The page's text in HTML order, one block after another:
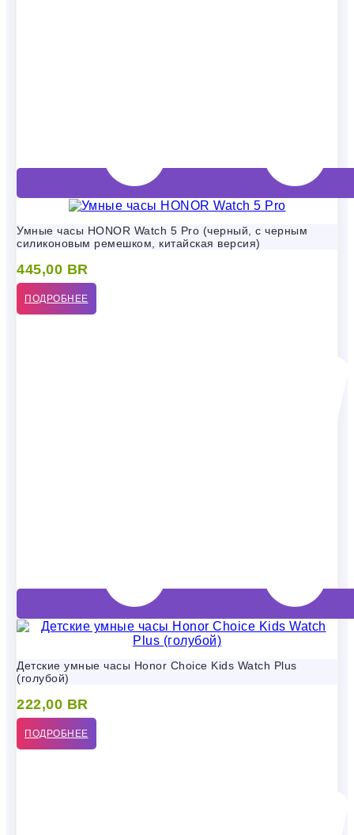
Умные часы HONOR Watch 5 Pro (черный, с черным
силиконовым ремешком, китайская версия)
445,00 BR
ПОДРОБНЕЕ
Детские умные часы Honor Choice Kids Watch Plus
(голубой)
222,00 BR
ПОДРОБНЕЕ